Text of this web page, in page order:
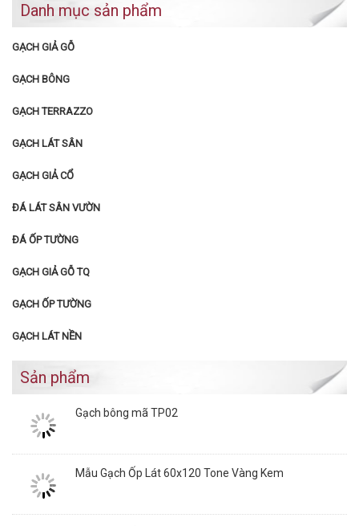
Danh mục sản phẩm
GẠCH GIẢ GỖ
GẠCH BÔNG
GẠCH TERRAZZO
GẠCH LÁT SÂN
GẠCH GIẢ CỔ
ĐÁ LÁT SÂN VƯỜN
ĐÁ ỐP TƯỜNG
GẠCH GIẢ GỖ TQ
GẠCH ỐP TƯỜNG
GẠCH LÁT NỀN
Sản phẩm
Gạch bông mã TP02
Mẫu Gạch Ốp Lát 60x120 Tone Vàng Kem